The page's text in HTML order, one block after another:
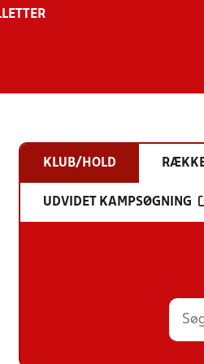
KLUB/HOLD
UDVIDET KAMPSØGNING